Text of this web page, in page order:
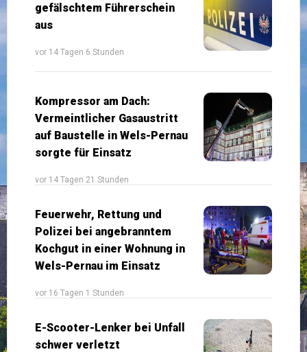
gefälschtem Führerschein
aus
vor 14 Tagen 6 Stunden
Kompressor am Dach:
Vermeintlicher Gasaustritt
auf Baustelle in Wels-Pernau
sorgte für Einsatz
vor 14 Tagen 21 Stunden
Feuerwehr, Rettung und
Polizei bei angebranntem
Kochgut in einer Wohnung in
Wels-Pernau im Einsatz
vor 16 Tagen 1 Stunden
E-Scooter-Lenker bei Unfall
schwer verletzt